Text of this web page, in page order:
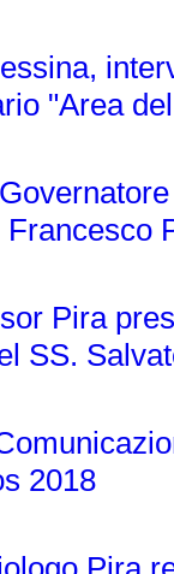
"Area
Pira
SS.
2018